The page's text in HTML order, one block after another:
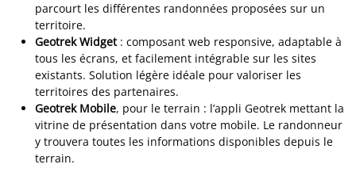
parcourt les différentes randonnées proposées sur un
territoire.
Geotrek Widget: composant web responsive, adaptable à
tous les écrans, et facilement intégrable sur les sites
existants. Solution légère idéale pour valoriser les
territoires des partenaires.
Geotrek Mobile, pour le terrain : l’appli Geotrek mettant la
vitrine de présentation dans votre mobile. Le randonneur
y trouvera toutes les informations disponibles depuis le
terrain.